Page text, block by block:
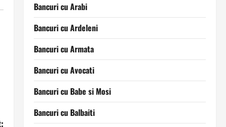
Bancuri cu Arabi
Bancuri cu Ardeleni
Bancuri cu Armata
Bancuri cu Avocati
Bancuri cu Babe si Mosi
Bancuri cu Balbaiti